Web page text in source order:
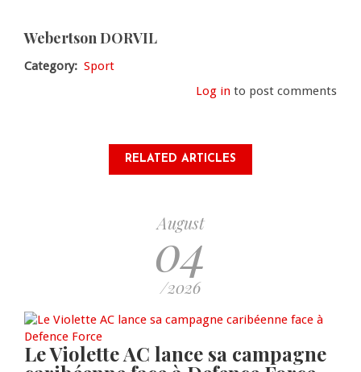
Webertson DORVIL
Category
Sport
Log in to post comments
RELATED ARTICLES
August
04
/2026
Le Violette AC lance sa campagne